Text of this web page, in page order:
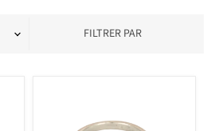
FILTRER PAR